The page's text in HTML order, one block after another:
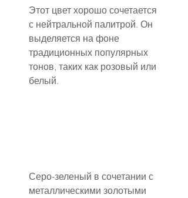
Этот цвет хорошо сочетается
с нейтральной палитрой. Он
выделяется на фоне
традиционных популярных
тонов, таких как розовый или
белый.
Серо-зеленый в сочетании с
металлическими золотыми